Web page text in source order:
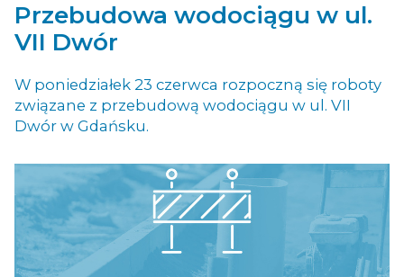
Przebudowa wodociągu w ul.
VII Dwór
W poniedziałek 23 czerwca rozpoczną się roboty
związane z przebudową wodociągu w ul. VII
Dwór w Gdańsku.